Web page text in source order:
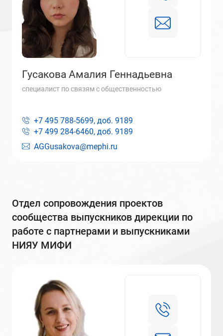
Гусакова Амалия Геннадьевна
специалист по связям с общественностью
AGGusakova@mephi.ru
+7 495 788-5699, доб. 9189
+7 499 284-6460, доб. 9189
отдел сопровождения проектов
сообщества выпускников дирекции по
работе с партнерами и выпускниками
НИЯУ МИФИ